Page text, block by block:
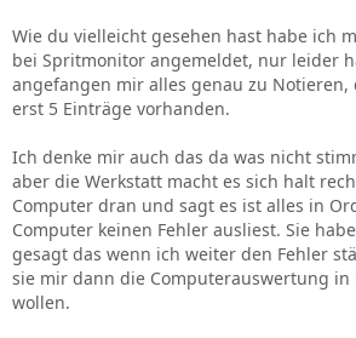
Wie du vielleicht gesehen hast habe ich
bei Spritmonitor angemeldet, nur leider
angefangen mir alles genau zu
erst 5 Einträge vorhanden.
Ich denke mir auch das da was nicht
aber die Werkstatt macht es sich halt
Computer dran und sagt es ist alles in
Computer keinen Fehler ausliest. Sie
gesagt das wenn ich weiter den Fehler
sie mir dann die Computerauswertung in
wollen.